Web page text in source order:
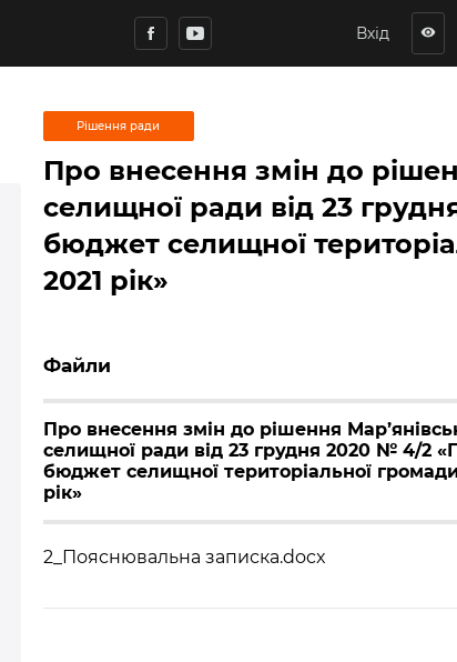
Вхід visibility
Рішення ради
Про внесення змін до
селищної ради від 23
бюджет селищної
2021 рік»
Файли
Про внесення змін до рішення
селищної ради від 23 грудня 2020 № 4/2
бюджет селищної територіальної
рік»
2_Пояснювальна записка.docx